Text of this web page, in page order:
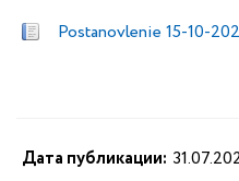
Postanovlenie 15-10-
Дата публикации: